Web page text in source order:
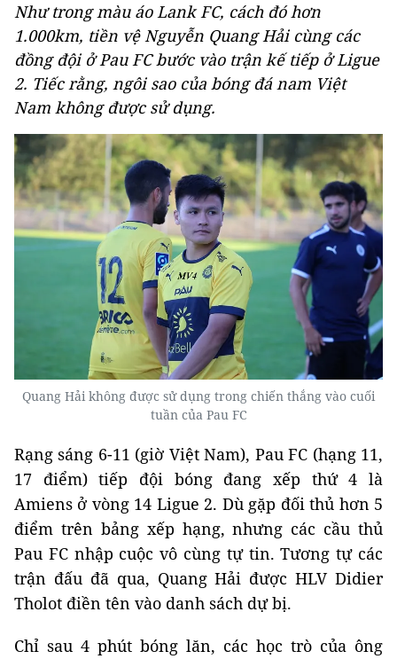
Như trong màu áo Lank FC, cách đó hơn
1.000km, tiền vệ Nguyễn Quang Hải cùng các
đồng đội ở Pau FC bước vào trận kế tiếp ở Ligue
2. Tiếc rằng, ngôi sao của bóng đá nam Việt
Nam không được sử dụng.
Quang Hải không được sử dụng trong chiến thắng vào cuối
tuần của Pau FC
Rạng sáng 6-11 (giờ Việt Nam), Pau FC (hạng 11,
17 điểm) tiếp đội bóng đang xếp thứ 4 là
Amiens ở vòng 14 Ligue 2. Dù gặp đối thủ hơn 5
điểm trên bảng xếp hạng, nhưng các cầu thủ
Pau FC nhập cuộc vô cùng tự tin. Tương tự các
trận đấu đã qua, Quang Hải được HLV Didier
Tholot điền tên vào danh sách dự bị.
Chỉ sau 4 phút bóng lăn, các học trò của ông